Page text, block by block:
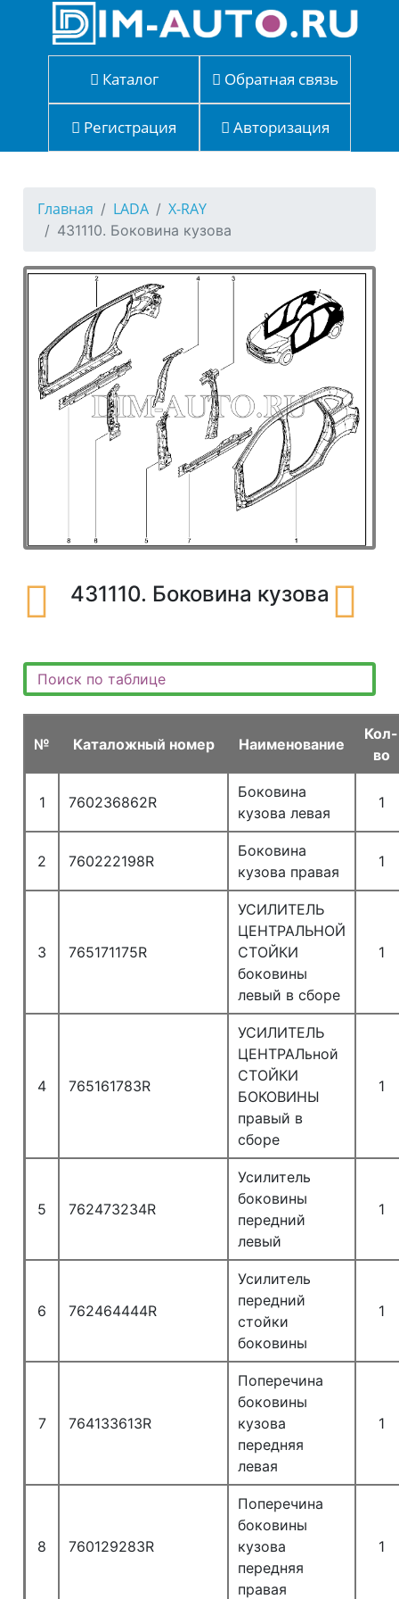
Каталог Обратная связь
Регистрация Авторизация
Главная LADA X-RAY
431110. Боковина кузова
431110. Боковина кузова
№ Каталожный номер Наименование
Кол-
во
1 760236862R
Боковина
кузова левая
1
2 760222198R
Боковина
кузова правая
1
3 765171175R
УСИЛИТЕЛЬ
ЦЕНТРАЛЬНОЙ
СТОЙКИ
боковины
левый в сборе
1
4 765161783R
УСИЛИТЕЛЬ
ЦЕНТРАЛьной
СТОЙКИ
БОКОВИНЫ
правый в
сборе
1
5 762473234R
Усилитель
боковины
передний
левый
1
6 762464444R
Усилитель
передний
стойки
боковины
1
7 764133613R
Поперечина
боковины
кузова
передняя
левая
1
8 760129283R
Поперечина
боковины
кузова
передняя
правая
1